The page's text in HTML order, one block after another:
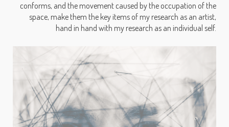
conforms, and the movement caused by the occupation of the
space, make them the key items of my research as an artist,
hand in hand with my research as an individual self.